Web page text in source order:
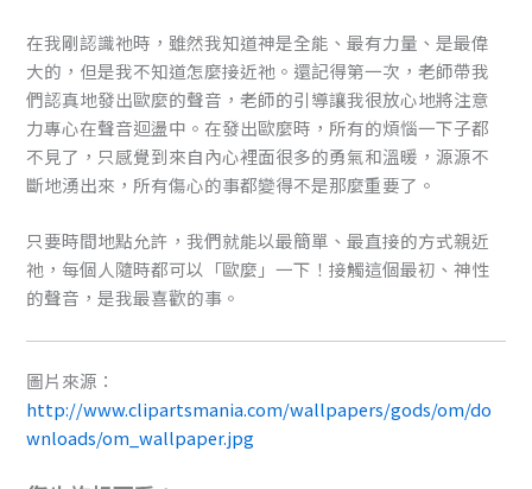
在我剛認識祂時，雖然我知道神是全能、最有力量、是最偉
大的，但是我不知道怎麼接近祂。還記得第一次，老師帶我
們認真地發出歐麼的聲音，老師的引導讓我很放心地將注意
力專心在聲音迴盪中。在發出歐麼時，所有的煩惱一下子都
不見了，只感覺到來自內心裡面很多的勇氣和溫暖，源源不
斷地湧出來，所有傷心的事都變得不是那麼重要了。
只要時間地點允許，我們就能以最簡單、最直接的方式親近
祂，每個人隨時都可以「歐麼」一下！接觸這個最初、神性
的聲音，是我最喜歡的事。
圖片來源：
http://www.clipartsmania.com/wallpapers/gods/om/do
wnloads/om_wallpaper.jpg